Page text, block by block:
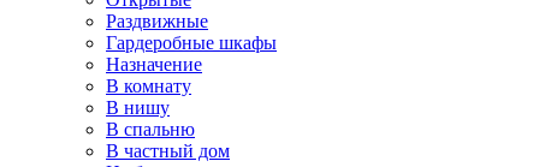
Раздвижные
Гардеробные шкафы
Назначение
В комнату
В нишу
В спальню
В частный дом